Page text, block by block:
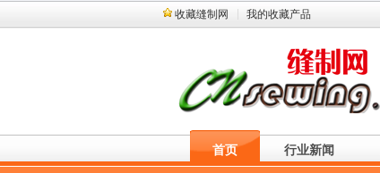
收藏缝制网 我的收藏产品
首页 行业新闻